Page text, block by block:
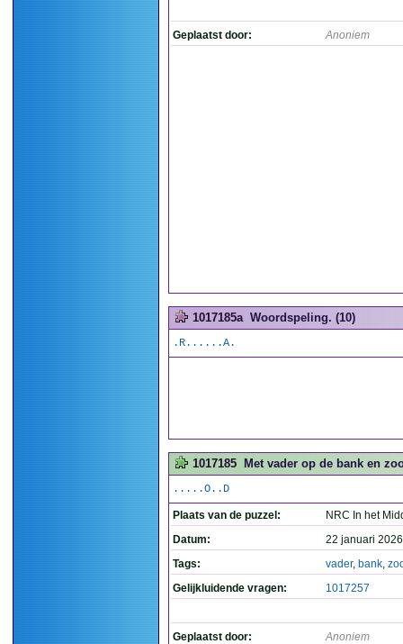
Geplaatst door: Anoniem
1017185a Woordspeling. (10)
.R......A.
1017185 Met vader op de bank en
.....O..D
Plaats van de puzzel:
NRC In het
Datum:
22 januari
Tags:
vader, bank,
Gelijkluidende vragen:
1017257
Geplaatst door: Anoniem